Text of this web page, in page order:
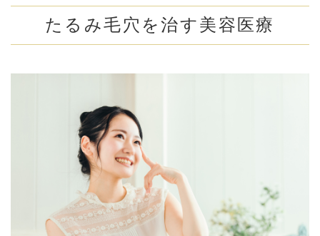
たるみ毛穴を治す美容医療